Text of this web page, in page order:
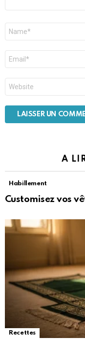
mail
*
web
A
Habillement
Customisez vos
Recettes